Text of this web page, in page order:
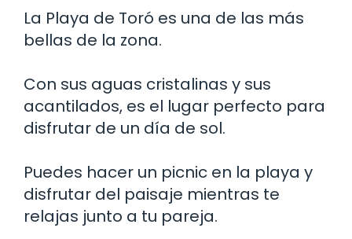
La Playa de Toró es una de las más
bellas de la zona.
Con sus aguas cristalinas y sus
acantilados, es el lugar perfecto para
disfrutar de un día de sol.
Puedes hacer un picnic en la playa y
disfrutar del paisaje mientras te
relajas junto a tu pareja.